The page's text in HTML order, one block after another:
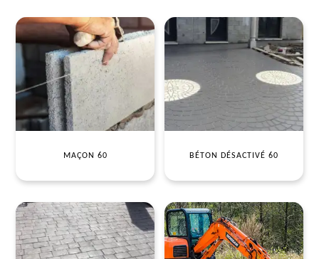
MAÇON 60 BÉTON DÉSACTIVÉ 60